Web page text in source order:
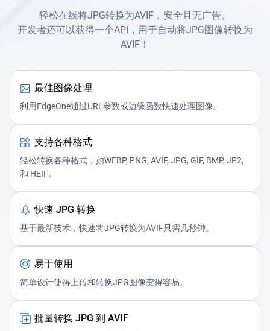
轻松在线将JPG转换为AVIF，安全且无广告。
开发者还可以获得一个API，用于自动将JPG图像转换为
AVIF！
最佳图像处理
利用EdgeOne通过URL参数或边缘函数快速处理图像。
支持各种格式
轻松转换各种格式，如WEBP, PNG, AVIF, JPG, GIF, BMP, JP2,
和 HEIF。
快速 JPG 转换
基于最新技术，快速将JPG转换为AVIF只需几秒钟。
易于使用
简单设计使得上传和转换JPG图像变得容易。
批量转换 JPG 到 AVIF